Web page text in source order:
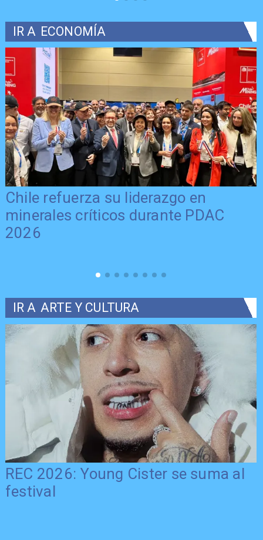
IR A ECONOMÍA
Chile refuerza su liderazgo en
minerales críticos durante PDAC
2026
IR A ARTE Y CULTURA
REC 2026: Young Cister se suma al
festival